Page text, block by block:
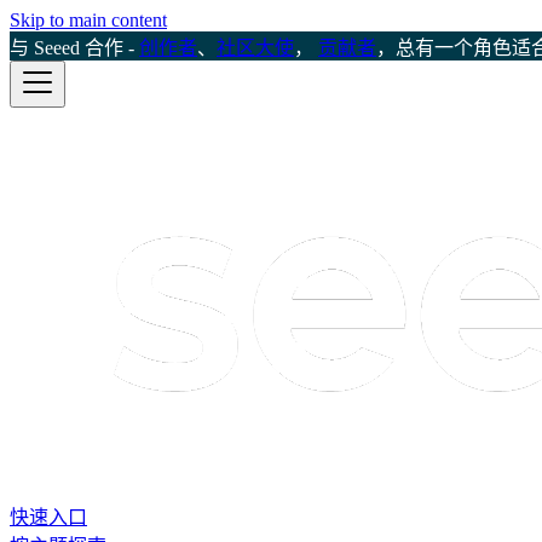
Skip to main content
与 Seeed 合作 - 创作者、 社区大使， 贡献者，总有一个角色适
快速入口